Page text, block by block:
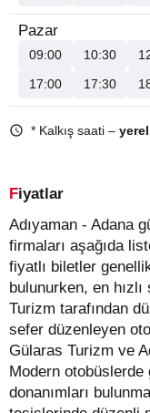
Pazar
09:00 10:30
17:00
17:30
* Kalkış saati –
Fiyatlar
Adıyaman - Adana güzergahında hizmet veren otobüs
firmaları aşağıda
fiyatlı biletler
bulunurken, en
Turizm tarafından
sefer düzenleyen
Gülaras Turizm ve
Modern
donanımları